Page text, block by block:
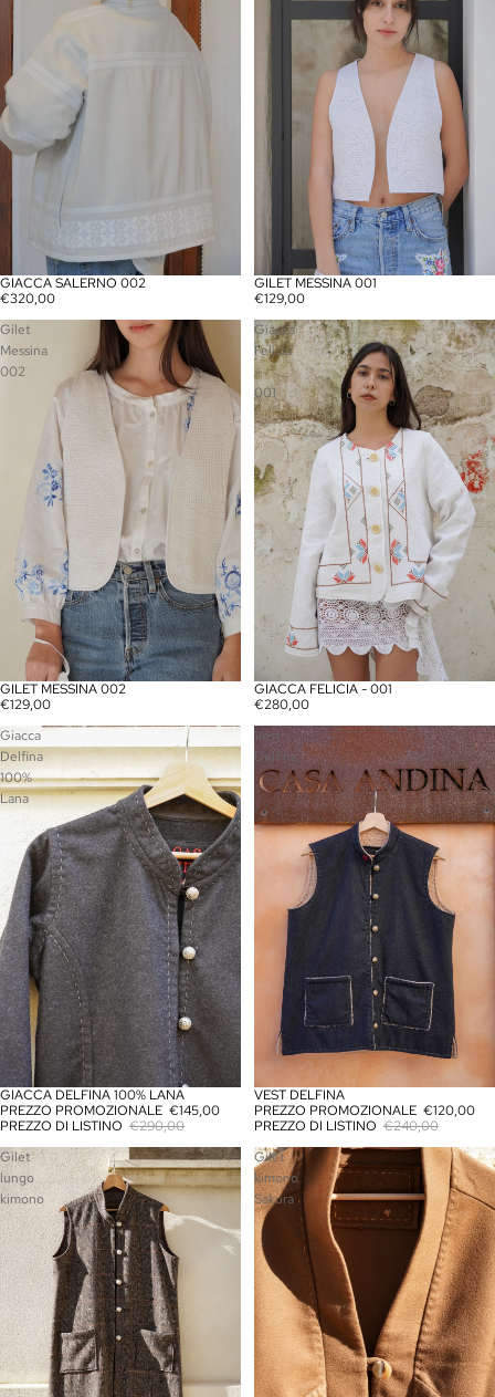
GIACCA SALERNO 002
€320,00
GILET MESSINA 001
€129,00
Gilet
Messina
002
GILET MESSINA 002
€129,00
Giacca
Felicia
-
001
GIACCA FELICIA - 001
€280,00
Giacca
Delfina
100%
Lana
IN OFFERTA
GIACCA DELFINA 100% LANA
PREZZO PROMOZIONALE €145,00
PREZZO DI LISTINO €290,00
Vest
Delfina
IN OFFERTA
VEST DELFINA
PREZZO PROMOZIONALE €120,00
PREZZO DI LISTINO €240,00
Gilet
lungo
kimono
Gilet
kimono
Sakura